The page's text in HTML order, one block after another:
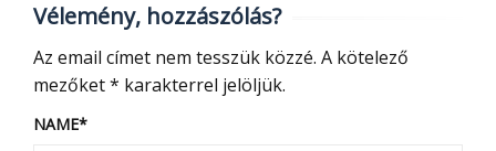
Vélemény, hozzászólás?
Az email címet nem tesszük közzé. A kötelező
mezőket* karakterrel jelöljük.
NAME*